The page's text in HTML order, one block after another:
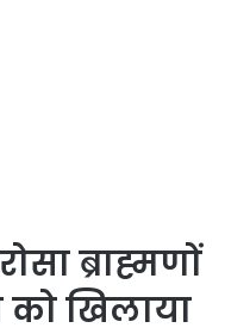
ब्राह्मणों
खिलाया